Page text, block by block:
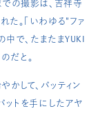
での撮影は、吉祥寺
。「いわゆる“ファ
中で、たまたまYUKI
だと。
かして、バッティン
ットを手にしたアヤ